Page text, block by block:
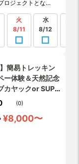
ロジェクトとなっ
火
8/11
水
8/12
簡易トレッキン
ー体験＆天然記念
カヤックor SUP
画無料プレゼン
(0)
¥8,000〜